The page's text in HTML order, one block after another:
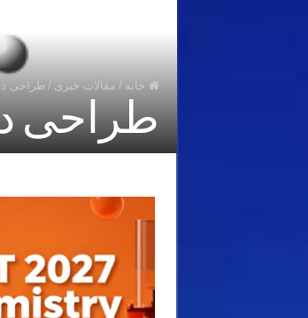
خانه / مقالات خبری / طراحی
طراحی